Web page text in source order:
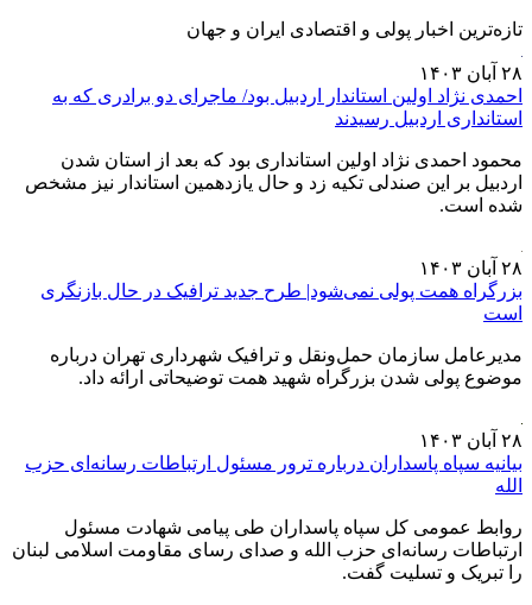
تازه‌ترین اخبار پولی و اقتصادی ایران و جهان
۲۸ آبان ۱۴۰۳
احمدی نژاد اولین استاندار اردبیل بود/ ماجرای دو برادری که به
استانداری اردبیل رسیدند
محمود احمدی نژاد اولین استانداری بود که بعد از استان شدن
اردبیل بر این صندلی تکیه زد و حال یازدهمین استاندار نیز مشخص
شده است.
۲۸ آبان ۱۴۰۳
بزرگراه همت پولی نمی‌شود| طرح جدید ترافیک در حال بازنگری
است
مدیرعامل سازمان حمل‌ونقل و ترافیک شهرداری تهران درباره
موضوع پولی شدن بزرگراه شهید همت توضیحاتی ارائه داد.
۲۸ آبان ۱۴۰۳
بیانیه سپاه پاسداران درباره ترور مسئول ارتباطات رسانه‌ای حزب
الله
روابط عمومی کل سپاه پاسداران طی پیامی شهادت مسئول
ارتباطات رسانه‌ای حزب الله و صدای رسای مقاومت اسلامی لبنان
را تبریک و تسلیت گفت.